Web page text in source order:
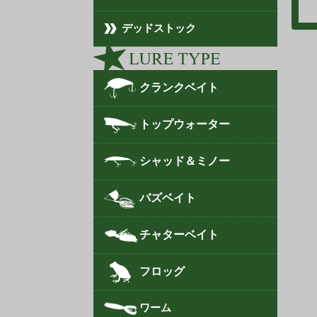
デッドストック
クランクベイト
トップウォーター
シャッド＆ミノー
バズベイト
チャターベイト
フロッグ
ワーム